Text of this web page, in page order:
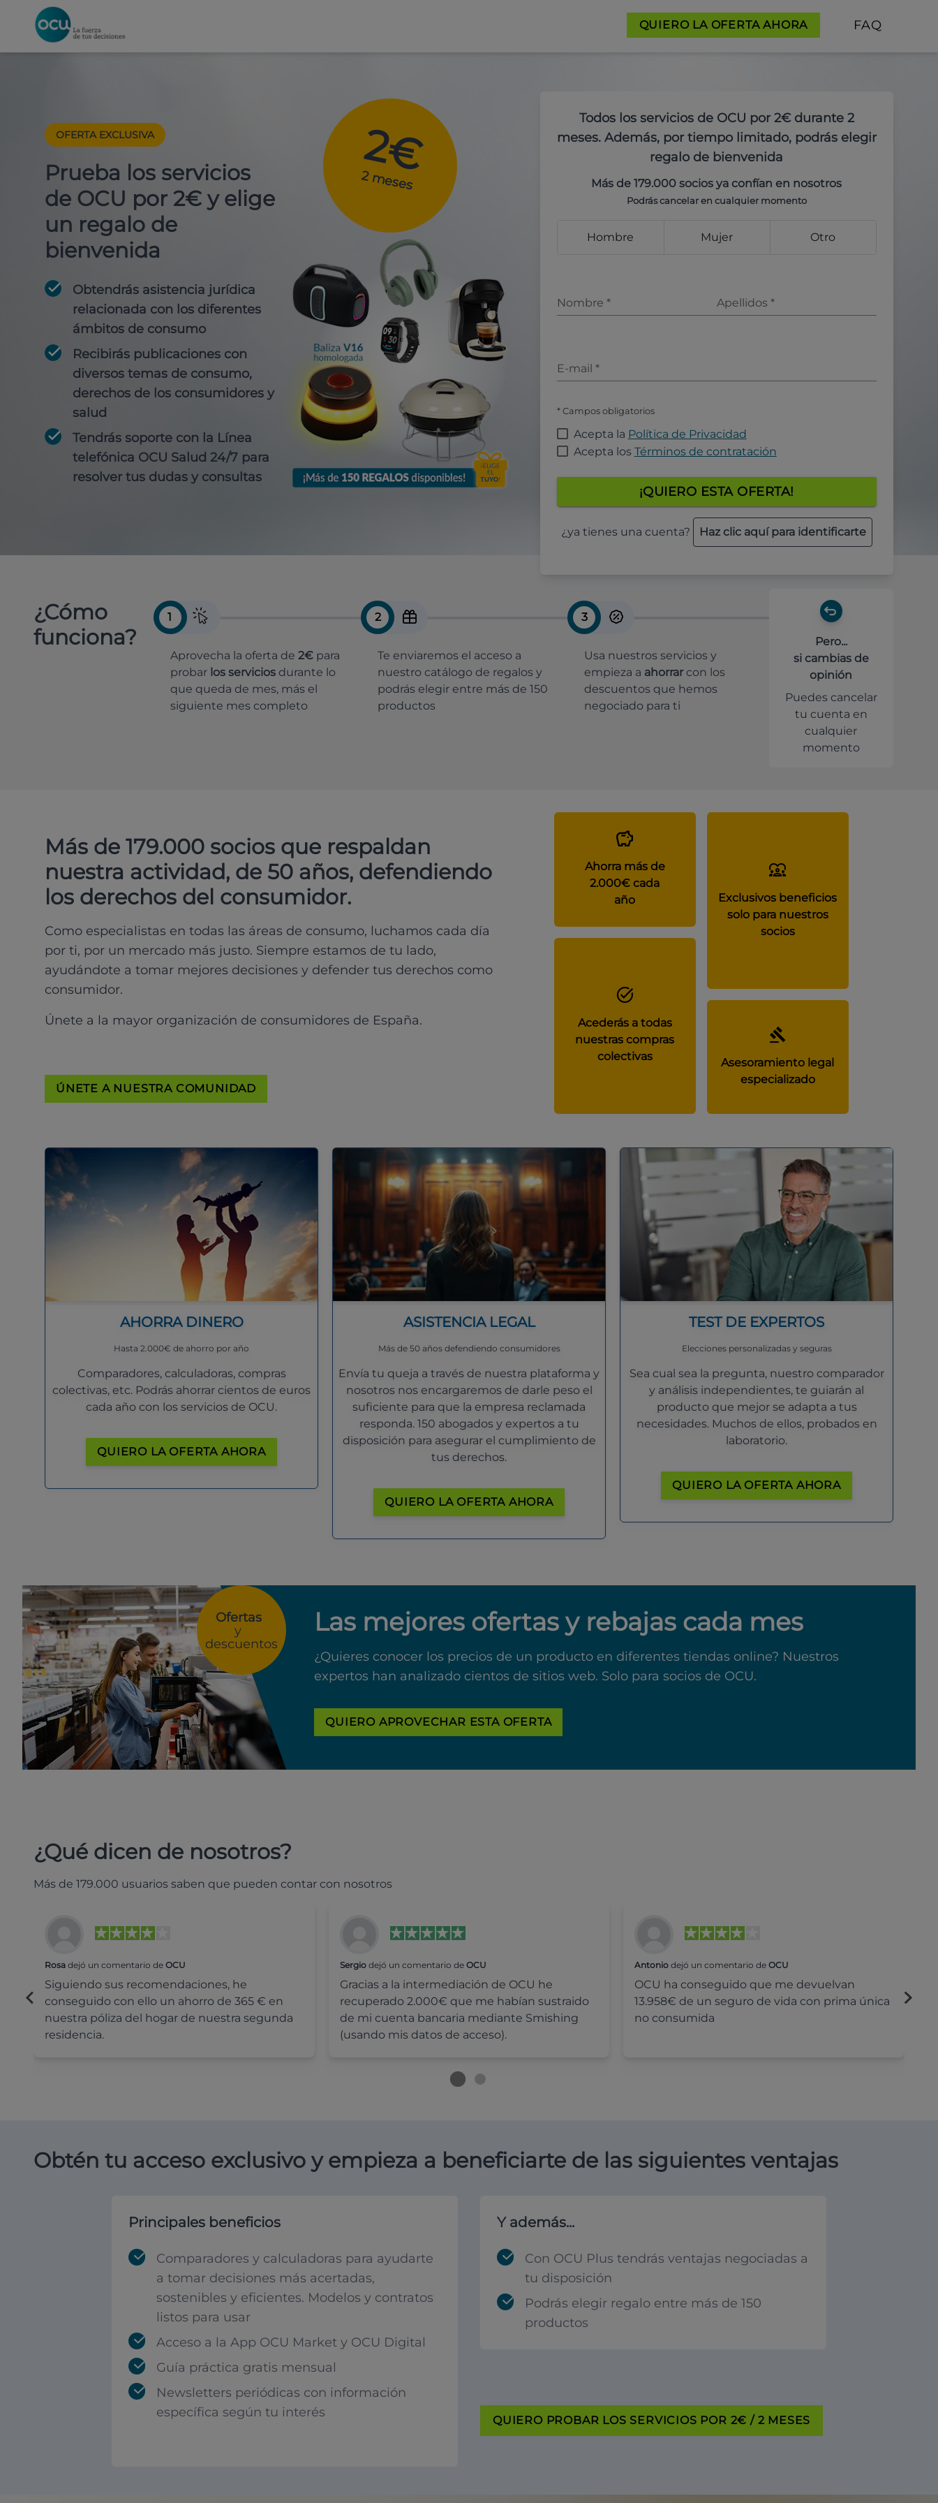
QUIERO LA OFERTA AHORA FAQ
OFERTA EXCLUSIVA
Prueba los servicios
de OCU por 2€ y elige
un regalo de
bienvenida
Obtendrás asistencia jurídica
relacionada con los diferentes
ámbitos de consumo
Recibirás publicaciones con
diversos temas de consumo,
derechos de los consumidores y
salud
Tendrás soporte con la Línea
telefónica OCU Salud 24/7 para
resolver tus dudas y consultas
2€
2 meses
Todos los servicios de OCU por 2€ durante 2
meses. Además, por tiempo limitado, podrás elegir
regalo de bienvenida
Más de 179.000 socios ya confían en nosotros
Podrás cancelar en cualquier momento
Hombre Mujer Otro
Nombre * Apellidos *
E-mail *
* Campos obligatorios
Acepta la Política de Privacidad
Acepta los Términos de contratación
¡QUIERO ESTA OFERTA!
¿ya tienes una cuenta? Haz clic aquí para identificarte
¿Cómo
funciona?
1
Aprovecha la oferta de 2€ para
probar los servicios durante lo
que queda de mes, más el
siguiente mes completo
2
Te enviaremos el acceso a
nuestro catálogo de regalos y
podrás elegir entre más de 150
productos
3
Usa nuestros servicios y
empieza a ahorrar con los
descuentos que hemos
negociado para ti
Pero...
si cambias de
opinión
Puedes cancelar
tu cuenta en
cualquier
momento
Más de 179.000 socios que respaldan
nuestra actividad, de 50 años, defendiendo
los derechos del consumidor.
Como especialistas en todas las áreas de consumo, luchamos cada día
por ti, por un mercado más justo. Siempre estamos de tu lado,
ayudándote a tomar mejores decisiones y defender tus derechos como
consumidor.
Únete a la mayor organización de consumidores de España.
ÚNETE A NUESTRA COMUNIDAD
Ahorra más de
2.000€ cada
año
Exclusivos beneficios
solo para nuestros
socios
Acederás a todas
nuestras compras
colectivas
Asesoramiento legal
especializado
AHORRA DINERO
Hasta 2.000€ de ahorro por año
Comparadores, calculadoras, compras
colectivas, etc. Podrás ahorrar cientos de euros
cada año con los servicios de OCU.
QUIERO LA OFERTA AHORA
ASISTENCIA LEGAL
Más de 50 años defendiendo consumidores
Envía tu queja a través de nuestra plataforma y
nosotros nos encargaremos de darle peso el
suficiente para que la empresa reclamada
responda. 150 abogados y expertos a tu
disposición para asegurar el cumplimiento de
tus derechos.
QUIERO LA OFERTA AHORA
TEST DE EXPERTOS
Elecciones personalizadas y seguras
Sea cual sea la pregunta, nuestro comparador
y análisis independientes, te guiarán al
producto que mejor se adapta a tus
necesidades. Muchos de ellos, probados en
laboratorio.
QUIERO LA OFERTA AHORA
Ofertas
y
descuentos
Las mejores ofertas y rebajas cada mes
¿Quieres conocer los precios de un producto en diferentes tiendas online? Nuestros
expertos han analizado cientos de sitios web. Solo para socios de OCU.
QUIERO APROVECHAR ESTA OFERTA
¿Qué dicen de nosotros?
Más de 179.000 usuarios saben que pueden contar con nosotros
Rosa dejó un comentario de OCU
Siguiendo sus recomendaciones, he
conseguido con ello un ahorro de 365 € en
nuestra póliza del hogar de nuestra segunda
residencia.
Sergiodejó un comentario de OCU
Gracias a la intermediación de OCU he
recuperado 2.000€ que me habían sustraido
de mi cuenta bancaria mediante Smishing
(usando mis datos de acceso).
Antonio dejó un comentario deOCU
OCU ha conseguido que me devuelvan
13.958€ de un seguro de vida con prima única
no consumida
Obtén tu acceso exclusivo y empieza a beneficiarte de las siguientes ventajas
Principales beneficios
Comparadores y calculadoras para ayudarte
a tomar decisiones más acertadas,
sostenibles y eficientes. Modelos y contratos
listos para usar
Acceso a la App OCU Market y OCU Digital
Guía práctica gratis mensual
Newsletters periódicas con información
específica según tu interés
Y además...
Con OCU Plus tendrás ventajas negociadas a
tu disposición
Podrás elegir regalo entre más de 150
productos
QUIERO PROBAR LOS SERVICIOS POR 2€ / 2 MESES